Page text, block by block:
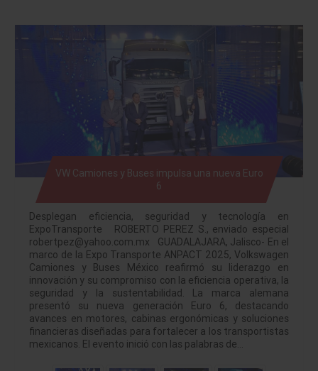
VW Camiones y Buses impulsa una nueva Euro
6
Desplegan eficiencia, seguridad y tecnología en
ExpoTransporte ROBERTO PEREZ S., enviado especial
robertpez@yahoo.com.mx GUADALAJARA, Jalisco- En el
marco de la Expo Transporte ANPACT 2025, Volkswagen
Camiones y Buses México reafirmó su liderazgo en
innovación y su compromiso con la eficiencia operativa, la
seguridad y la sustentabilidad. La marca alemana
presentó su nueva generación Euro 6, destacando
avances en motores, cabinas ergonómicas y soluciones
financieras diseñadas para fortalecer a los transportistas
mexicanos. El evento inició con las palabras de…